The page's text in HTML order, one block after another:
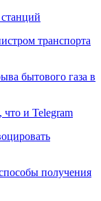
транспорта
бытового газа в
и Telegram
получения